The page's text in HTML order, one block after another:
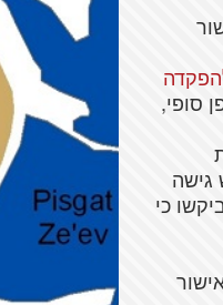
סופי,
גישה
כי